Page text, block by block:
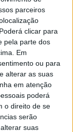
parceiros
clicar para
pela parte dos
Em
ou para
alterar as suas
em atenção
poderá
o direito de se
serão
suas
Diária – 96.8
Mortágua